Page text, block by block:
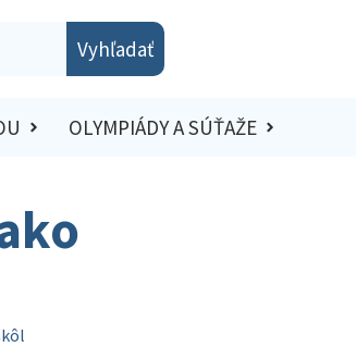
Vyhľadať
OLYMPIÁDY A SÚŤAŽE